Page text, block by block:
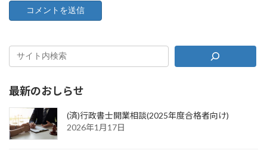
最新のおしらせ
(済)行政書士開業相談(2025年度合格者向け)
2026年1月17日